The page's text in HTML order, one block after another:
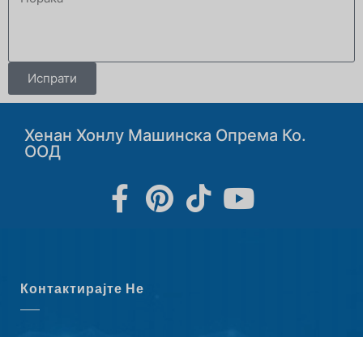
Испрати
Хенан Хонлу Машинска Опрема Ко.
ООД
Контактирајте Не